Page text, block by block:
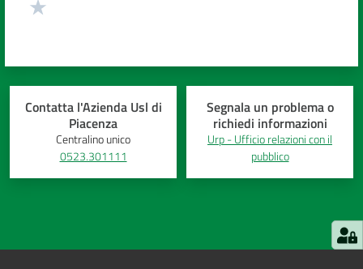
Contatta l'Azienda Usl di
Piacenza
Centralino unico
0523.301111
Segnala un problema o
richiedi informazioni
Urp - Ufficio relazioni con il
pubblico